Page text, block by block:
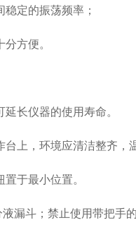
定的振荡频率；
方便。
长仪器的使用寿命。
上，环境应清洁整齐，
于最小位置。
斗；禁止使用带把手的